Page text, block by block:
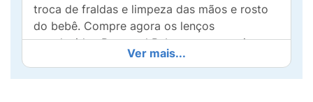
troca de fraldas e limpeza das mãos e rosto
do bebê. Compre agora os lenços
umedecidos Bepantol Baby para garantir a
limpeza pura e delicada que seu bebê
merece.Para uma proteção extra, após a
Ver mais...